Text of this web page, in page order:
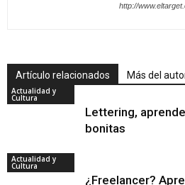
http://
Artículo relacionados Más del
Actualidad y
Cultura
Lettering,
bonitas
Actualidad y
Cultura
¿Freelancer?